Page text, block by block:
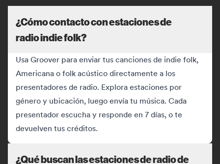
¿Cómo contacto con estaciones de
radio indie folk?
Usa Groover para enviar tus canciones de indie folk,
Americana o folk acústico directamente a los
presentadores de radio. Explora estaciones por
género y ubicación, luego envía tu música. Cada
presentador escucha y responde en 7 días, o te
devuelven tus créditos.
¿Qué buscan las estaciones de radio de